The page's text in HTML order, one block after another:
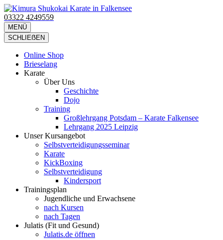
Zum
Inhalt
springen
(Eingabetaste
drücken)
Kimura Shukokai Karate in Falkensee
Wir bieten profesionelle Karatekurse für groß und klein an.
03322 4249559
MENÜ
SCHLIEẞEN
Online Shop
Brieselang
Karate
Über Uns
Geschichte
Dojo
Training
Großlehrgang Potsdam – Karate Falkensee
Lehrgang 2025 Leipzig
Unser Kursangebot
Selbstverteidigungsseminar
Karate
KickBoxing
Selbstverteidigung
Kindersport
Trainingsplan
Jugendliche und Erwachsene
nach Kursen
nach Tagen
Julatis (Fit und Gesund)
Julatis.de öffnen